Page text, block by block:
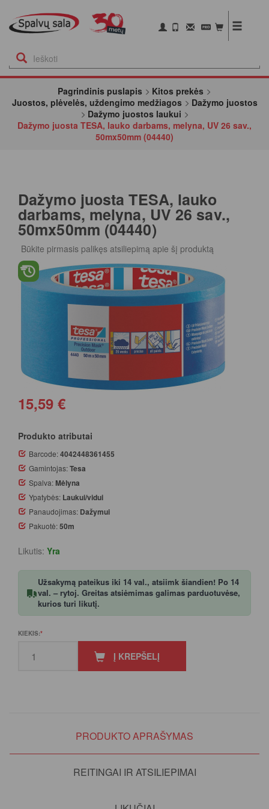
Pagrindinis puslapis
Kitos prekės
Juostos, plėvelės, uždengimo medžiagos
Dažymo juostos
Dažymo juostos laukui
Dažymo juosta TESA, lauko darbams, melyna, UV 26 sav.,
50mx50mm (04440)
Dažymo juosta TESA, lauko
darbams, melyna, UV 26 sav.,
50mx50mm (04440)
Būkite pirmasis palikęs atsiliepimą apie šį produktą
15,59 €
Produkto atributai
Barcode:4042448361455
Gamintojas:Tesa
Spalva: Mėlyna
Ypatybės: Laukui/vidui
Panaudojimas: Dažymui
Pakuotė:50m
Likutis: Yra
Užsakymą pateikus iki 14 val., atsiimk šiandien! Po 14
val. – rytoj. Greitas atsiėmimas galimas parduotuvėse,
kurios turi likutį.
KIEKIS:
Į KREPŠELĮ
PRODUKTO APRAŠYMAS
REITINGAI IR ATSILIEPIMAI